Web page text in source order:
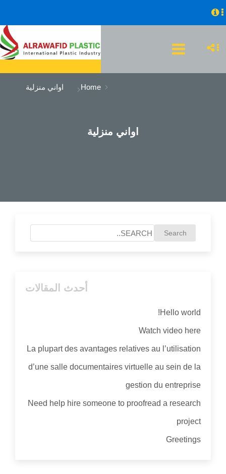
Home اواني منزلية
اواني منزلية
أحدث المقالات
Hello world!
Watch video here
La plupart des avantages relatives au l’utilisation
d’une salle documentaires virtuelle au sein de la
gestion du entreprise
Need help hire someone to proofread a research
project
Greetings